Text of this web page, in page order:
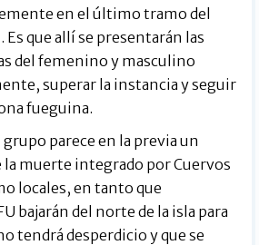
en el último tramo del
Es que allí se presentarán las
del femenino y masculino
superar la instancia y seguir
fueguina.
parece en la previa un
la muerte integrado por Cuervos
locales, en tanto que
bajarán del norte de la isla para
tendrá desperdicio y que se